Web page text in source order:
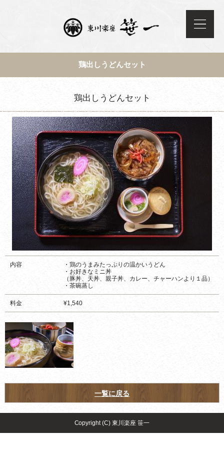
鶏出しうどんセット
鶏出しうどんセット
内容
・鶏のうまみたっぷりの温かいうどん
・お好きなミニ丼
（豚丼、天丼、親子丼、カレー、チャーハンより１品）
・茶碗蒸し
料金 ¥1,540
一覧に戻る
Copyright (C) 東川楽座 笹一